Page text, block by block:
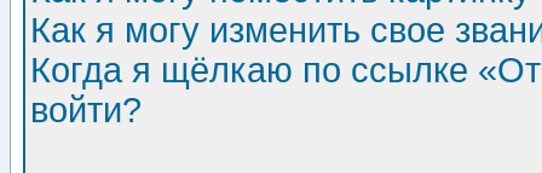
Как я могу изменить свое
Когда я щёлкаю по ссылке
войти?